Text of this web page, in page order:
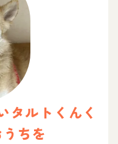
タルトくん く
ちを